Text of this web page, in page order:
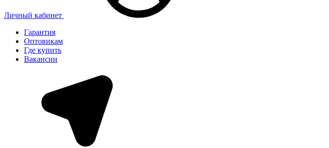
Личный кабинет
Гарантия
Оптовикам
Где купить
Вакансии